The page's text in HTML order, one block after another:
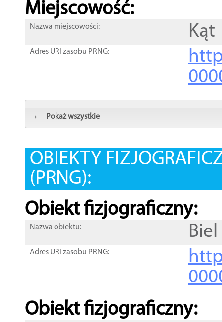
Miejscowość:
Nazwa miejscowości: Kąt
Adres URI zasobu PRNG:
Pokaż wszystkie
OBIEKTY
(PRNG):
Obiekt fizjograficzny:
Nazwa obiektu: Biel
Adres URI zasobu PRNG:
Obiekt fizjograficzny: